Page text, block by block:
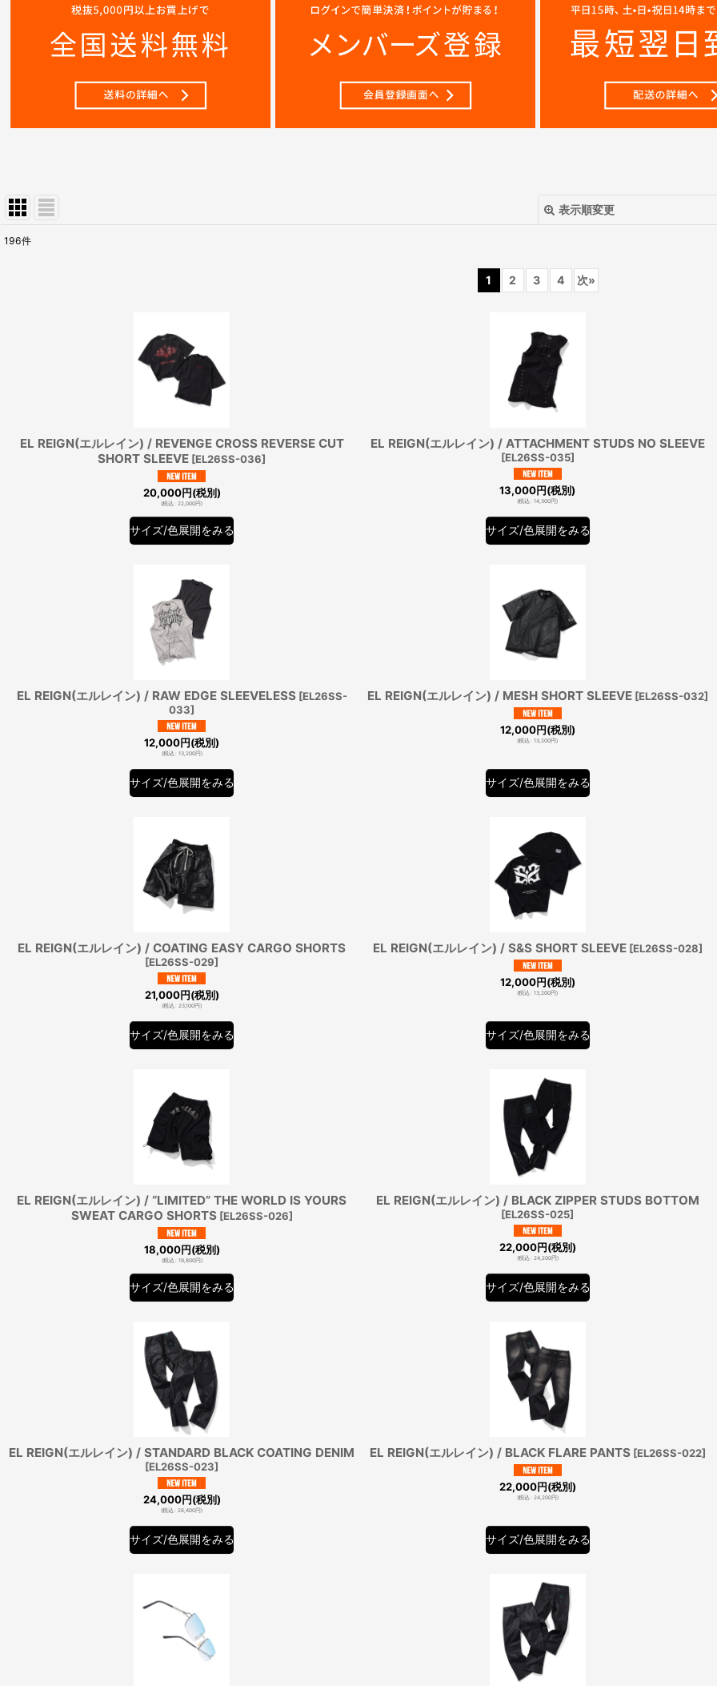
表示順変更
絞り込む
196件
1 2 3 4 次»
EL REIGN(エルレイン) / REVENGE CROSS REVERSE CUT
SHORT SLEEVE [EL26SS-036]
20,000円(税別)
(税込: 22,000円)
サイズ/色展開をみる
EL REIGN(エルレイン) / ATTACHMENT STUDS NO SLEEVE
[EL26SS-035]
13,000円(税別)
(税込: 14,300円)
サイズ/色展開をみる
EL REIGN(エルレイン) / RAW EDGE SLEEVELESS [EL26SS-
033]
12,000円(税別)
(税込: 13,200円)
サイズ/色展開をみる
EL REIGN(エルレイン) / MESH SHORT SLEEVE [EL26SS-032]
12,000円(税別)
(税込: 13,200円)
サイズ/色展開をみる
EL REIGN(エルレイン) / COATING EASY CARGO SHORTS
[EL26SS-029]
21,000円(税別)
(税込: 23,100円)
サイズ/色展開をみる
EL REIGN(エルレイン) / S&S SHORT SLEEVE [EL26SS-028]
12,000円(税別)
(税込: 13,200円)
サイズ/色展開をみる
EL REIGN(エルレイン) / “LIMITED” THE WORLD IS YOURS
SWEAT CARGO SHORTS [EL26SS-026]
18,000円(税別)
(税込: 19,800円)
サイズ/色展開をみる
EL REIGN(エルレイン) / BLACK ZIPPER STUDS BOTTOM
[EL26SS-025]
22,000円(税別)
(税込: 24,200円)
サイズ/色展開をみる
EL REIGN(エルレイン) / STANDARD BLACK COATING DENIM
[EL26SS-023]
24,000円(税別)
(税込: 26,400円)
サイズ/色展開をみる
EL REIGN(エルレイン) / BLACK FLARE PANTS [EL26SS-022]
22,000円(税別)
(税込: 24,200円)
サイズ/色展開をみる